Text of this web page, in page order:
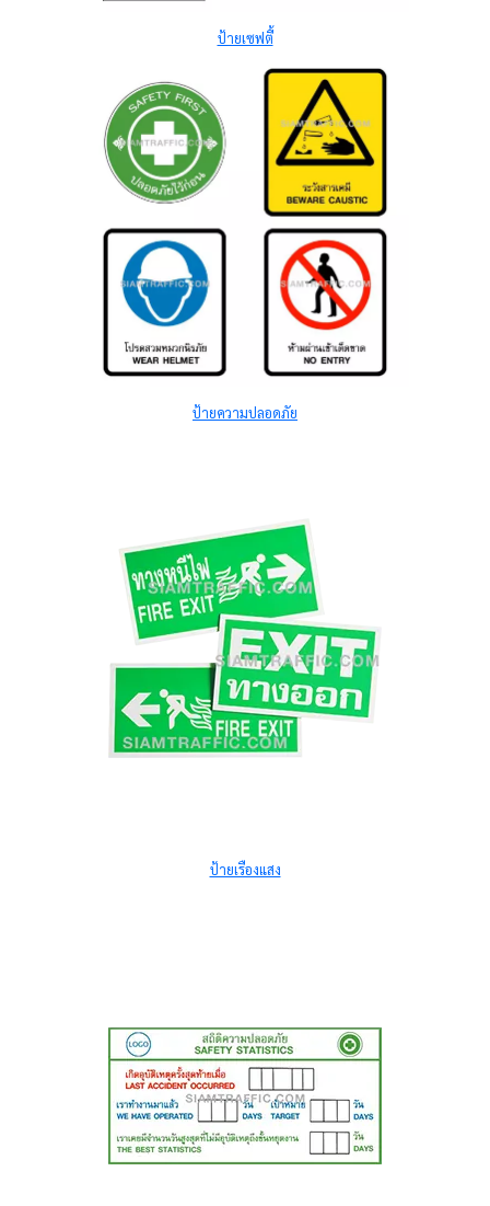
ป้ายเซฟตี้
ป้ายความปลอดภัย
ป้ายเรืองแสง